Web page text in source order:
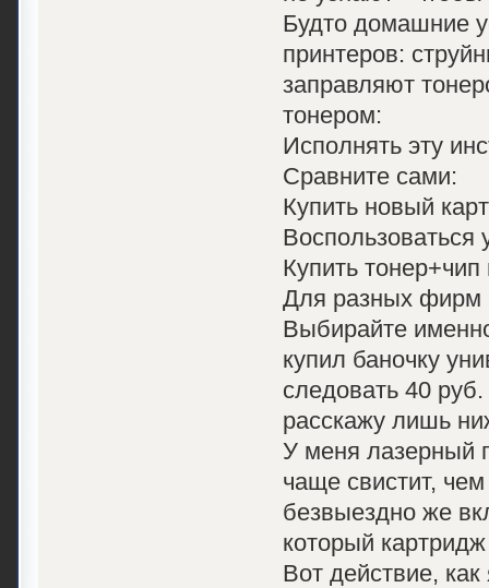
Будто домашние
принтеров:
заправляют
тонером:
Исполнять эту
Сравните сами:
Купить новый
Воспользоваться
Купить
Для разных фирм
Выбирайте
купил баночку
следовать 40
расскажу лишь
У меня лазерный
чаще свистит,
безвыездно же
который
Вот действие,